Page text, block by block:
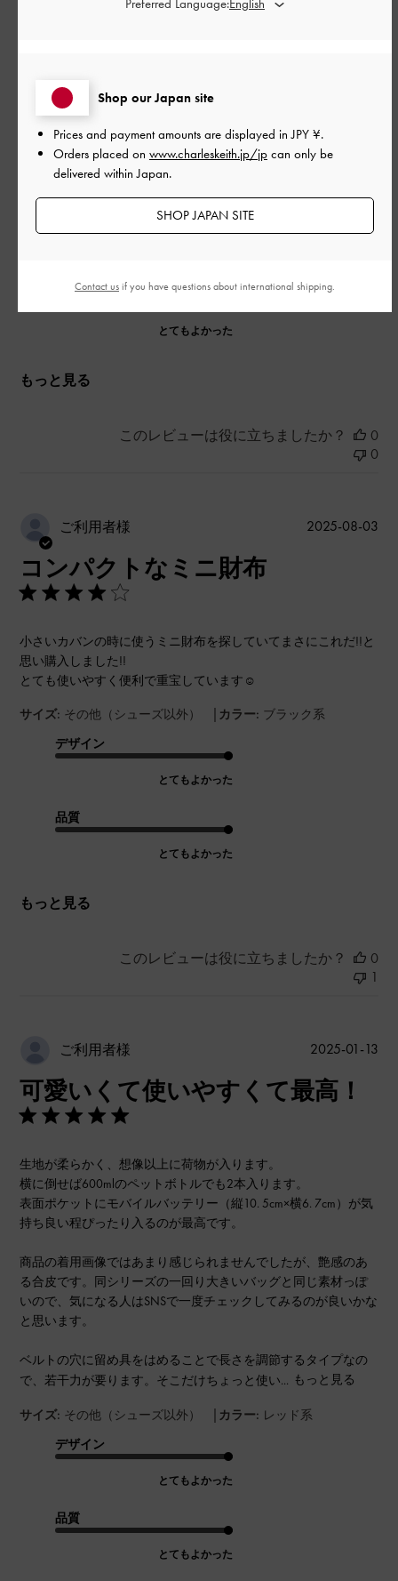
ご利用者様
お札、カードが問題なく入り、小銭も取り出しやすいのに小さ
くて使いやすいです！！
シックな色に金のロゴが映えて可愛いです♡
品質
とてもよかった
もっと見る
このレビューは役に立ちましたか？
0
0
ご利用者様
コンパクトなミニ財布
小さいカバンの時に使うミニ財布を探していてまさにこれだ!!と
思い購入しました!!
とても使いやすく便利で重宝しています☺︎
サイズ: その他（シューズ以外） | カラー: ブラック系
デザイン
とてもよかった
品質
とてもよかった
もっと見る
公
2025-08-03
このレビューは役に立ちましたか？
0
1
ご利用者様
可愛いくて使いやすくて最高！
生地が柔らかく、想像以上に荷物が入ります。
横に倒せば600mlのペットボトルでも2本入ります。
表面ポケットにモバイルバッテリー（縦10. 5cm×横6. 7cm）が気
持ち良い程ぴったり入るのが最高です。
商品の着用画像ではあまり感じられませんでしたが、艶感のあ
る合皮です。同シリーズの一回り大きいバッグと同じ素材っぽ
いので、気になる人はSNSで一度チェックしてみるのが良いかな
と思います。
ベルトの穴に留め具をはめることで長さを調節するタイプなの
で、若干力が要ります。そこだけちょっと使い...
もっと見る
サイズ: その他（シューズ以外） | カラー: レッド系
デザイン
とてもよかった
品質
とてもよかった
公
2025-01-13
Shop our Japan site
Prices and payment amounts are displayed inJPY ¥.
Orders placed on www.charleskeith.jp/jp can only be
delivered within Japan.
SHOP JAPAN SITE
Contact usif you have questions about international shipping.